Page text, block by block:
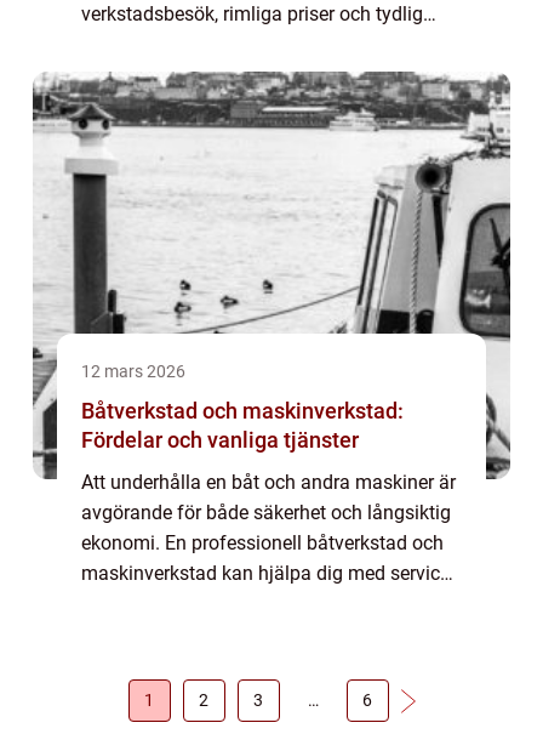
verkstadsbesök, rimliga priser och tydlig
Bilverkstad Sollentuna handlar det ofta om
mer än bara näst...
12 mars 2026
Båtverkstad och maskinverkstad:
Fördelar och vanliga tjänster
Att underhålla en båt och andra maskiner är
avgörande för både säkerhet och långsiktig
ekonomi. En professionell båtverkstad och
maskinverkstad kan hjälpa dig med service,
1 2 3 … 6